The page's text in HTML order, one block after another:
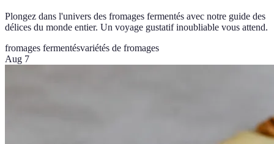
Plongez dans l'univers des fromages fermentés avec notre guide des
délices du monde entier. Un voyage gustatif inoubliable vous attend.
fromages fermentésvariétés de fromages
Aug 7